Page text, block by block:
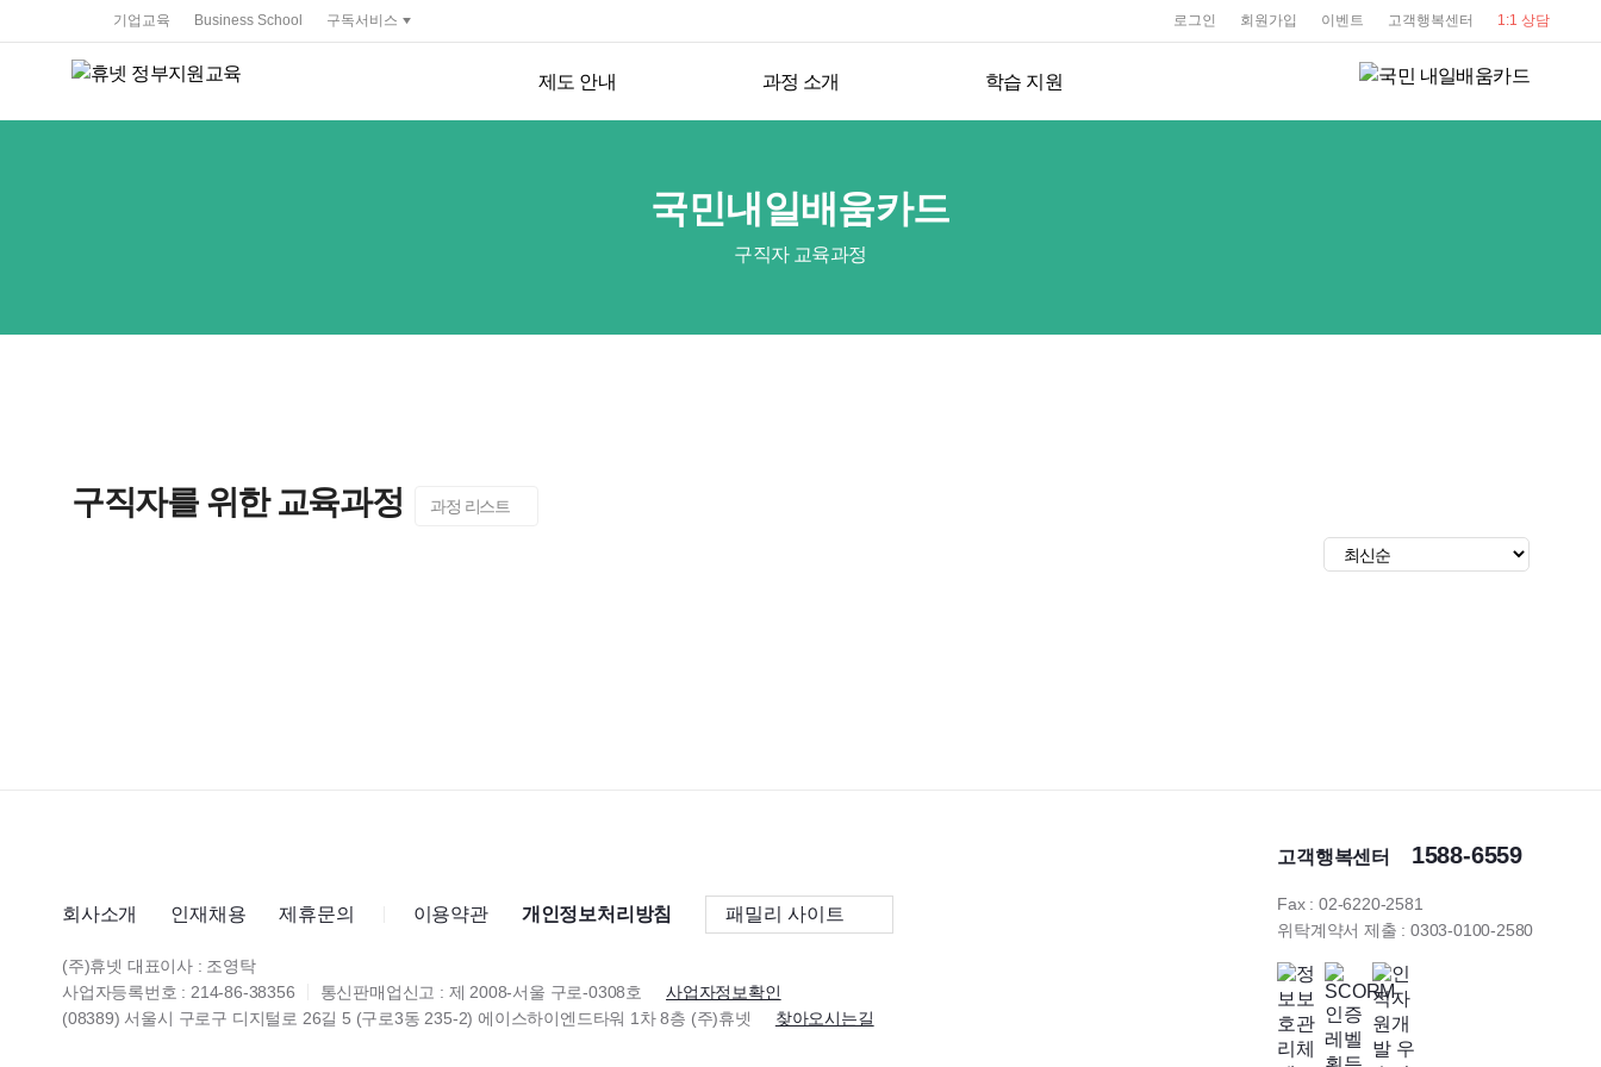
기업교육 Business School 구독서비스 로그인 회원가입 이벤트 고객행복센터 1:1 상담
제도 안내 과정 소개 학습 지원
국민내일배움카드
구직자 교육과정
구직자를 위한 교육과정 과정 리스트
회사소개 인재채용 제휴문의 이용약관 개인정보처리방침 패밀리 사이트
(주)휴넷 대표이사 : 조영탁
사업자등록번호 : 214-86-38356
통신판매업신고 : 제 2008-서울 구로-0308호
사업자정보확인
(08389) 서울시 구로구 디지털로 26길 5 (구로3동 235-2) 에이스하이엔드타워 1차 8층 (주)휴넷
찾아오시는길
고객행복센터 1588-6559
Fax : 02-6220-2581
위탁계약서 제출 : 0303-0100-2580